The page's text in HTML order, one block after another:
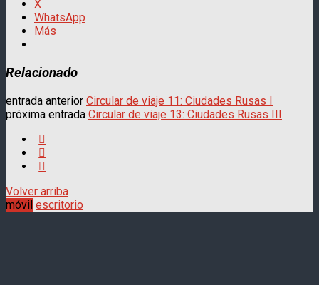
X
WhatsApp
Más
Relacionado
entrada anterior Circular de viaje 11: Ciudades Rusas I
próxima entrada Circular de viaje 13: Ciudades Rusas III
Volver arriba
móvil escritorio